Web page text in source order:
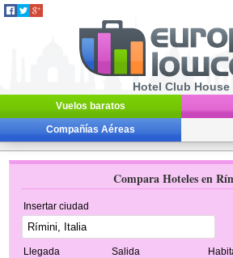
Hotel Club House
Vuelos baratos
Compañías Aéreas
Compara Hoteles en
Insertar ciudad
Llegada Salida